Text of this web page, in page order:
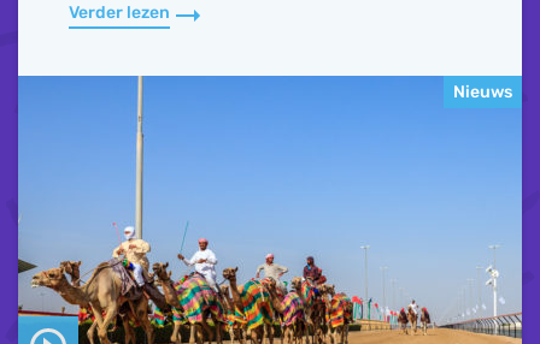
Verder lezen
Nieuws